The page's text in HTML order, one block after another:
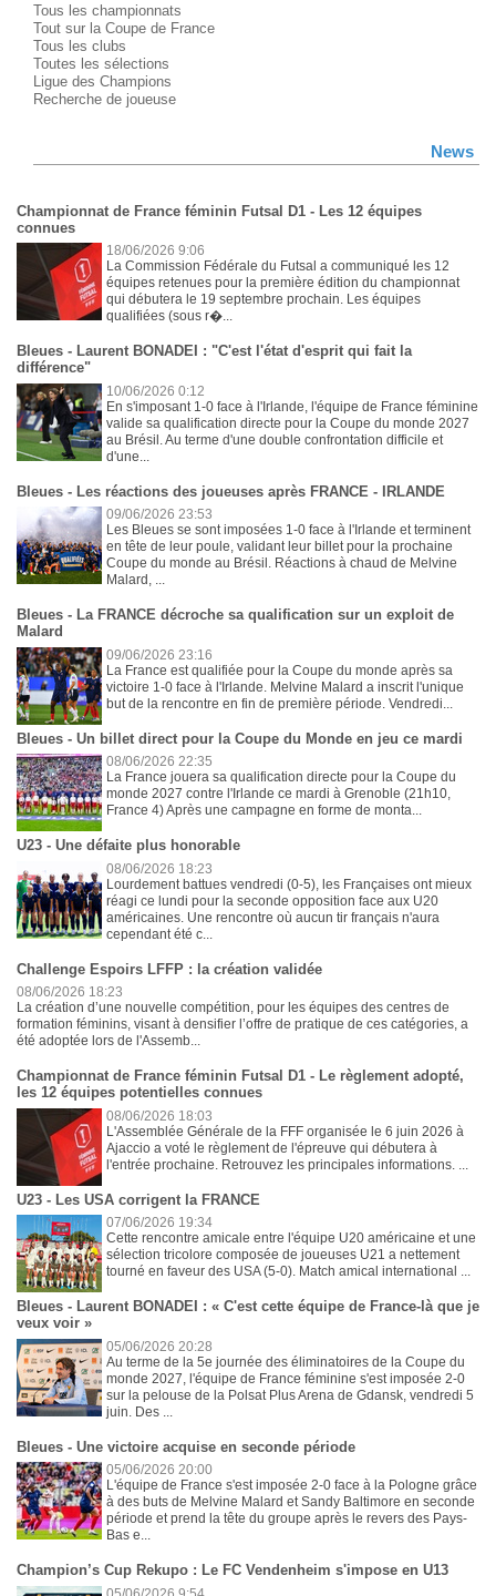
Tous les championnats
Tout sur la Coupe de France
Tous les clubs
Toutes les sélections
Ligue des Champions
Recherche de joueuse
News
Championnat de France féminin Futsal D1 - Les 12 équipes
connues
18/06/2026 9:06
La Commission Fédérale du Futsal a communiqué les 12
équipes retenues pour la première édition du championnat
qui débutera le 19 septembre prochain. Les équipes
qualifiées (sous r�...
Bleues - Laurent BONADEI : "C'est l'état d'esprit qui fait la
différence"
10/06/2026 0:12
En s'imposant 1-0 face à l'Irlande, l'équipe de France féminine
valide sa qualification directe pour la Coupe du monde 2027
au Brésil. Au terme d'une double confrontation difficile et
d'une...
Bleues - Les réactions des joueuses après FRANCE - IRLANDE
09/06/2026 23:53
Les Bleues se sont imposées 1-0 face à l'Irlande et terminent
en tête de leur poule, validant leur billet pour la prochaine
Coupe du monde au Brésil. Réactions à chaud de Melvine
Malard, ...
Bleues - La FRANCE décroche sa qualification sur un exploit de
Malard
09/06/2026 23:16
La France est qualifiée pour la Coupe du monde après sa
victoire 1-0 face à l'Irlande. Melvine Malard a inscrit l'unique
but de la rencontre en fin de première période. Vendredi...
Bleues - Un billet direct pour la Coupe du Monde en jeu ce mardi
08/06/2026 22:35
La France jouera sa qualification directe pour la Coupe du
monde 2027 contre l'Irlande ce mardi à Grenoble (21h10,
France 4) Après une campagne en forme de monta...
U23 - Une défaite plus honorable
08/06/2026 18:23
Lourdement battues vendredi (0-5), les Françaises ont mieux
réagi ce lundi pour la seconde opposition face aux U20
américaines. Une rencontre où aucun tir français n'aura
cependant été c...
Challenge Espoirs LFFP : la création validée
08/06/2026 18:23
La création d’une nouvelle compétition, pour les équipes des centres de
formation féminins, visant à densifier l’offre de pratique de ces catégories, a
été adoptée lors de l'Assemb...
Championnat de France féminin Futsal D1 - Le règlement adopté,
les 12 équipes potentielles connues
08/06/2026 18:03
L'Assemblée Générale de la FFF organisée le 6 juin 2026 à
Ajaccio a voté le règlement de l'épreuve qui débutera à
l'entrée prochaine. Retrouvez les principales informations. ...
U23 - Les USA corrigent la FRANCE
07/06/2026 19:34
Cette rencontre amicale entre l'équipe U20 américaine et une
sélection tricolore composée de joueuses U21 a nettement
tourné en faveur des USA (5-0). Match amical international ...
Bleues - Laurent BONADEI : « C'est cette équipe de France-là que je
veux voir »
05/06/2026 20:28
Au terme de la 5e journée des éliminatoires de la Coupe du
monde 2027, l'équipe de France féminine s'est imposée 2-0
sur la pelouse de la Polsat Plus Arena de Gdansk, vendredi 5
juin. Des ...
Bleues - Une victoire acquise en seconde période
05/06/2026 20:00
L'équipe de France s'est imposée 2-0 face à la Pologne grâce
à des buts de Melvine Malard et Sandy Baltimore en seconde
période et prend la tête du groupe après le revers des Pays-
Bas e...
Champion’s Cup Rekupo : Le FC Vendenheim s'impose en U13
05/06/2026 9:54